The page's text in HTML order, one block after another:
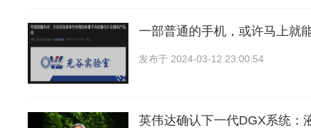
一部普通的手机，或许马上就
发布于 2024-03-12 23:00:54
英伟达确认下一代DGX系统：